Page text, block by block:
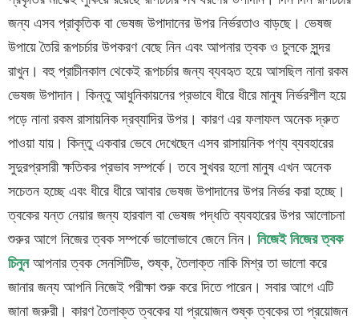
জন্য এসব প্রাকৃতিক বা ভেষজ উপাদানের উপর নির্ভরতাও বাড়ছে। ভেষজ
উপায়ে তৈরি রূপচর্চার উপকরণ বেছে নিন এবং আপনার ত্বক ও চুলকে সুন্দর
রাখুন। বহু প্রাচীনকাল থেকেই রূপচর্চার জন্য ব্যবহৃত হয়ে আসছিল নানা রকম
ভেষজ উপাদান। কিন্তু আধুনিকায়নের প্রভাবে ধীরে ধীরে মানুষ নির্ভরশীল হয়ে
পড়ে নানা রকম রাসায়নিক দ্রব্যাদির উপর। কারণ এর ফলাফল অনেক দ্রুত
পাওয়া যায়। কিন্তু একবার ভেবে দেখেছেন এসব রাসায়নিক পণ্য ব্যবহারের
সুদুরপ্রসারী ক্ষতিকর প্রভাব সম্পর্কে। তবে সুখবর হলো মানুষ এখন অনেক
সচেতন হচ্ছে এবং ধীরে ধীরে আবার ভেষজ উপাদানের উপর নির্ভর করা হচ্ছে।
ত্বকের যন্ত নেয়ার জন্য হারবাল বা ভেষজ পদ্ধতি ব্যবহারের উপর আলোচনা
শুরুর আগে নিজের ত্বক সম্পর্কে ভালোভাবে জেনে নিন। নিজেই নিজের ত্বক
চিনুনআপনার ত্বক সেনসিটিভ, শুষ্ক, তৈলাক্ত নাকি মিশ্র তা ভালো করে
জানার জন্য আপনি নিজেই পরীক্ষা শুরু করে দিতে পারেন। সবার আগে এটি
জানা জরুরী। কারণ তৈলাক্ত ত্বকের যা প্রয়োজন শুষ্ক ত্বকের তা প্রয়োজন